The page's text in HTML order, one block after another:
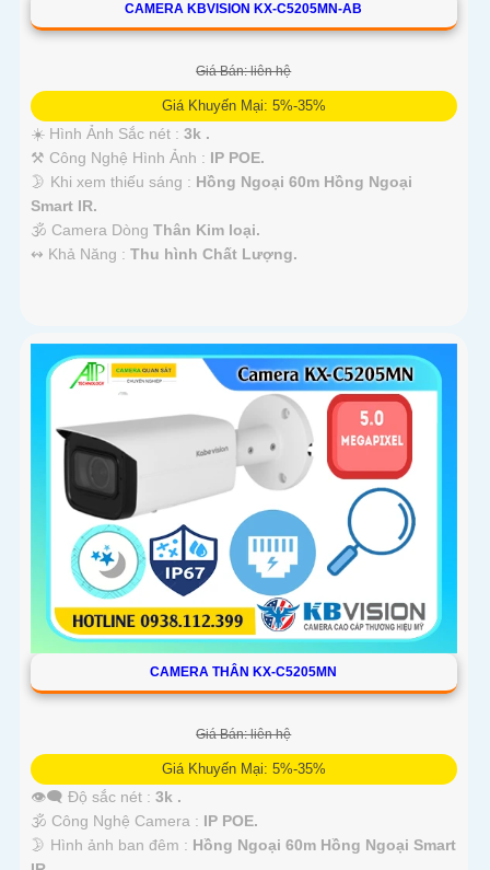
CAMERA KBVISION KX-C5205MN-AB
Giá Bán: liên hệ
Giá Khuyến Mại: 5%-35%
☀️ Hình Ảnh Sắc nét : 3k .
⚒ Công Nghệ Hình Ảnh : IP POE.
🌛 Khi xem thiếu sáng : Hồng Ngoại 60m Hồng Ngoại
Smart IR.
🕉️ Camera Dòng Thân Kim loại.
️↭ Khả Năng : Thu hình Chất Lượng.
CAMERA THÂN KX-C5205MN
Giá Bán: liên hệ
Giá Khuyến Mại: 5%-35%
👁️‍🗨 Độ sắc nét : 3k .
🕉️ Công Nghệ Camera : IP POE.
🌛 Hình ảnh ban đêm : Hồng Ngoại 60m Hồng Ngoại Smart